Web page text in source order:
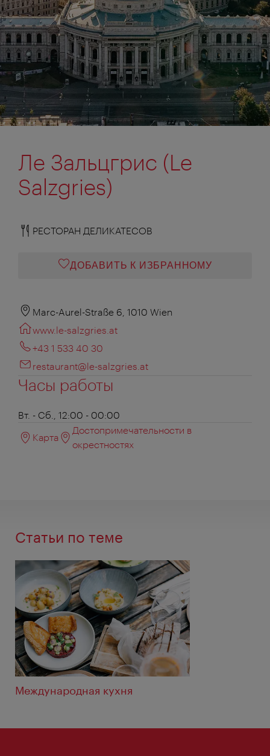
Ле Зальцгрис (Le
Salzgries)
РЕСТОРАН ДЕЛИКАТЕСОВ
ДОБАВИТЬ К ИЗБРАННОМУ
Marc-Aurel-Straße 6, 1010 Wien
www.le-salzgries.at
+43 1 533 40 30
restaurant@le-salzgries.at
Часы работы
Вт. - Сб., 12:00 - 00:00
Карта
Достопримечательности в
окрестностях
Статьи по теме
Международная кухня